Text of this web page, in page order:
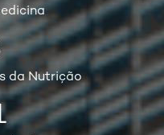
da Nutrição